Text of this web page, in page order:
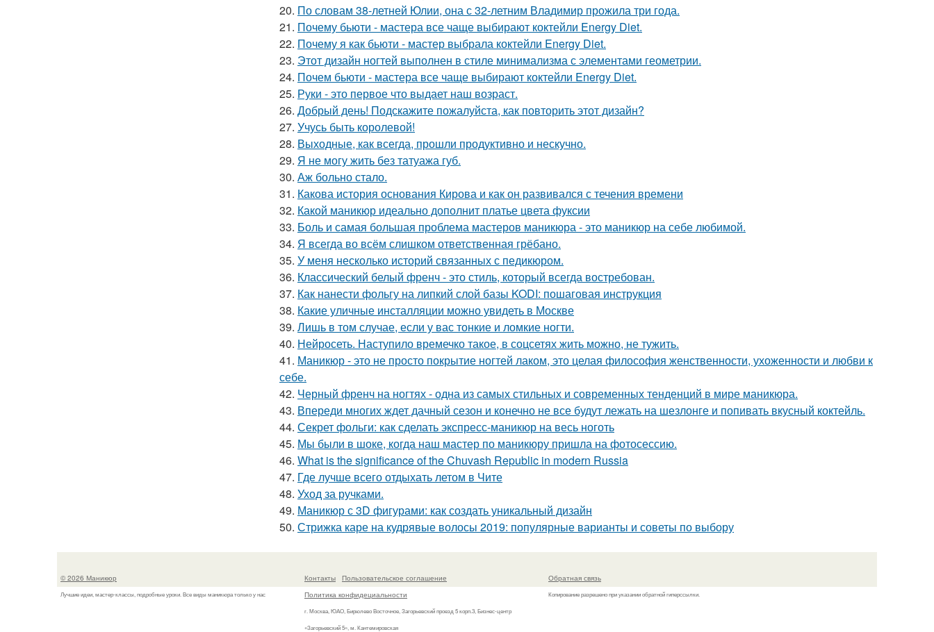
20. По словам 38-летней Юлии, она с 32-летним Владимир прожила три года.
21. Почему бьюти - мастера все чаще выбирают коктейли Energy Diet.
22. Почему я как бьюти - мастер выбрала коктейли Energy Diet.
23. Этот дизайн ногтей выполнен в стиле минимализма с элементами геометрии.
24. Почем бьюти - мастера все чаще выбирают коктейли Energy Diet.
25. Руки - это первое что выдает наш возраст.
26. Добрый день! Подскажите пожалуйста, как повторить этот дизайн?
27. Учусь быть королевой!
28. Выходные, как всегда, прошли продуктивно и нескучно.
29. Я не могу жить без татуажа губ.
30. Аж больно стало.
31. Какова история основания Кирова и как он развивался с течения времени
32. Какой маникюр идеально дополнит платье цвета фуксии
33. Боль и самая большая проблема мастеров маникюра - это маникюр на себе любимой.
34. Я всегда во всём слишком ответственная грёбано.
35. У меня несколько историй связанных с педикюром.
36. Классический белый френч - это стиль, который всегда востребован.
37. Как нанести фольгу на липкий слой базы KODI: пошаговая инструкция
38. Какие уличные инсталляции можно увидеть в Москве
39. Лишь в том случае, если у вас тонкие и ломкие ногти.
40. Нейросеть. Наступило времечко такое, в соцсетях жить можно, не тужить.
41. Маникюр - это не просто покрытие ногтей лаком, это целая философия женственности, ухоженности и любви к
себе.
42. Черный френч на ногтях - одна из самых стильных и современных тенденций в мире маникюра.
43. Впереди многих ждет дачный сезон и конечно не все будут лежать на шезлонге и попивать вкусный коктейль.
44. Секрет фольги: как сделать экспресс-маникюр на весь ноготь
45. Мы были в шоке, когда наш мастер по маникюру пришла на фотосессию.
46. What is the significance of the Chuvash Republic in modern Russia
47. Где лучше всего отдыхать летом в Чите
48. Уход за ручками.
49. Маникюр с 3D фигурами: как создать уникальный дизайн
50. Стрижка каре на кудрявые волосы 2019: популярные варианты и советы по выбору
© 2026 Маникюр
Лучшие идеи, мастер-классы, подробные уроки. Все виды маникюра только у нас
Контакты
Пользовательское соглашение
Политика конфидециальности
г. Москва, ЮАО, Бирюлево Восточное, Загорьевский проезд 5 корп.3, Бизнес-центр
«Загорьевский 5», м. Кантемировская
Обратная связь
Копирование разрешено при указании обратной гиперссылки.